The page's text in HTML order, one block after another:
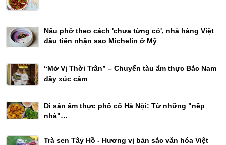
Nấu phở theo cách 'chưa từng có', nhà hàng Việt
đầu tiên nhận sao Michelin ở Mỹ
“Mở Vị Thời Trân” – Chuyến tàu ẩm thực Bắc Nam
đầy xúc cảm
Di sản ẩm thực phố cổ Hà Nội: Từ những "nếp
nhà"…
Trà sen Tây Hồ - Hương vị bản sắc văn hóa Việt